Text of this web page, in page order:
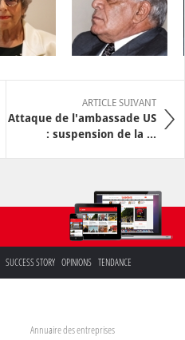
ARTICLE SUIVANT
Attaque de l'ambassade US
: suspension de la ...
SUCCESS STORY OPINIONS TENDANCE
Annuaire des entreprises